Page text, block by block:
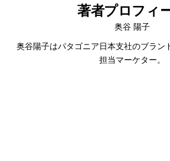
著者プロフィ
奥谷 陽子
奥谷陽子はパタゴニア日本支社のブラン
担当マーケター。